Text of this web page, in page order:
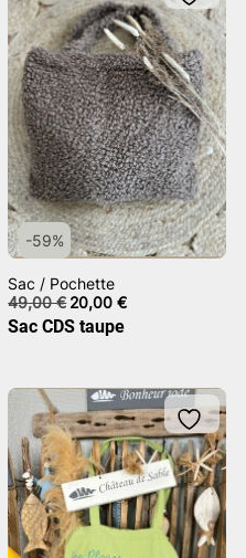
-59%
Sac / Pochette
49,00€ Le
prix
initial
20,00€Le
Sac CDS taupe